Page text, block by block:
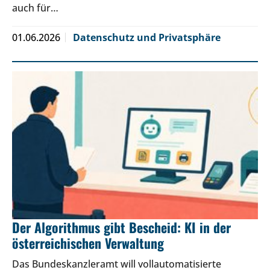
auch für…
01.06.2026 Datenschutz und Privatsphäre
Der Algorithmus gibt Bescheid: KI in der
österreichischen Verwaltung
Das Bundeskanzleramt will vollautomatisierte